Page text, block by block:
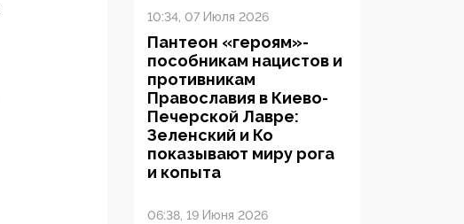
10:34, 07 Июля 2026
Пантеон «героям»-
пособникам нацистов и
противникам
Православия в Киево-
Печерской Лавре:
Зеленский и Ко
показывают миру рога
и копыта
06:38, 19 Июня 2026